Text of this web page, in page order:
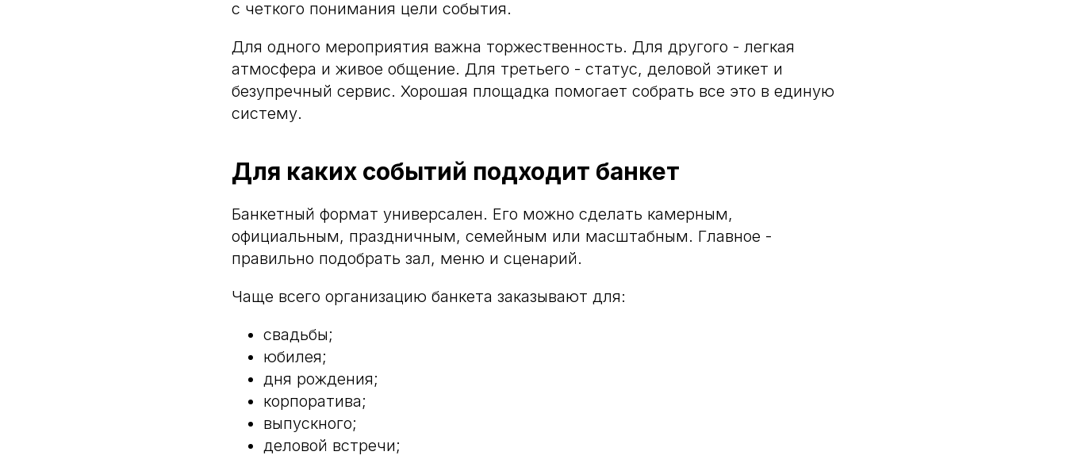
с четкого понимания цели события.
Для одного мероприятия важна торжественность. Для другого - легкая
атмосфера и живое общение. Для третьего - статус, деловой этикет и
безупречный сервис. Хорошая площадка помогает собрать все это в единую
систему.
Для каких событий подходит банкет
Банкетный формат универсален. Его можно сделать камерным,
официальным, праздничным, семейным или масштабным. Главное -
правильно подобрать зал, меню и сценарий.
Чаще всего организацию банкета заказывают для:
свадьбы;
юбилея;
дня рождения;
корпоратива;
выпускного;
деловой встречи;